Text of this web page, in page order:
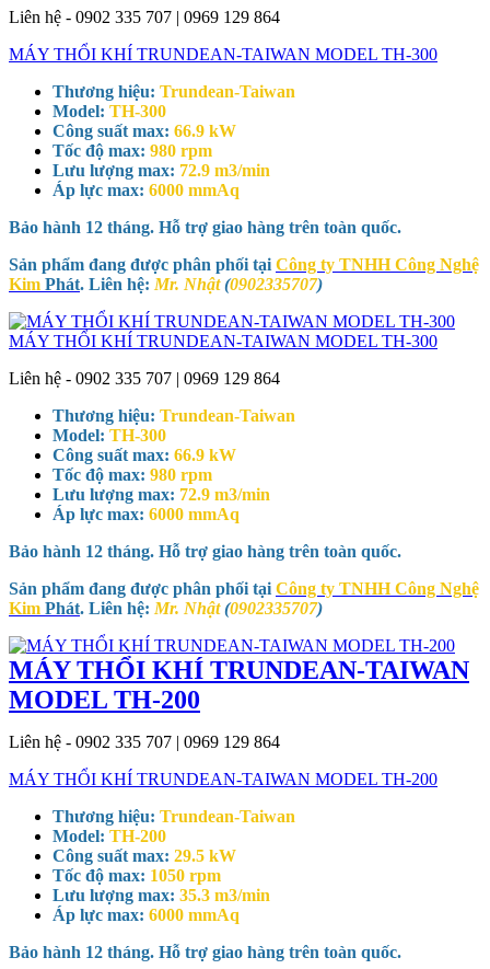
Liên hệ - 0902 335 707 | 0969 129 864
MÁY THỔI KHÍ TRUNDEAN-TAIWAN MODEL TH-300
Thương hiệu: Trundean-Taiwan
Model: TH-300
Công suất max: 66.9 kW
Tốc độ max: 980 rpm
Lưu lượng max: 72.9 m3/min
Áp lực max: 6000 mmAq
Bảo hành 12 tháng. Hỗ trợ giao hàng trên toàn quốc.
Sản phẩm đang được phân phối tại Công ty TNHH Công Nghệ
Kim Phát. Liên hệ: Mr. Nhật(0902335707)
MÁY THỔI KHÍ TRUNDEAN-TAIWAN MODEL TH-300
Liên hệ - 0902 335 707 | 0969 129 864
Thương hiệu: Trundean-Taiwan
Model: TH-300
Công suất max: 66.9 kW
Tốc độ max: 980 rpm
Lưu lượng max: 72.9 m3/min
Áp lực max: 6000 mmAq
Bảo hành 12 tháng. Hỗ trợ giao hàng trên toàn quốc.
Sản phẩm đang được phân phối tại Công ty TNHH Công Nghệ
Kim Phát. Liên hệ: Mr. Nhật(0902335707)
MÁY THỔI KHÍ TRUNDEAN-TAIWAN
MODEL TH-200
Liên hệ - 0902 335 707 | 0969 129 864
MÁY THỔI KHÍ TRUNDEAN-TAIWAN MODEL TH-200
Thương hiệu: Trundean-Taiwan
Model: TH-200
Công suất max: 29.5 kW
Tốc độ max: 1050 rpm
Lưu lượng max: 35.3 m3/min
Áp lực max: 6000 mmAq
Bảo hành 12 tháng. Hỗ trợ giao hàng trên toàn quốc.